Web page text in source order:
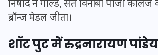
निषाद ने गोल्ड, संत विनोबा पीजी
ब्रॉन्ज मेडल जीता।
शॉट पुट में रुद्रनारायण
UPSSSC Lekhpal
2025: यूपी में लेखपाल
पर बंपर भर्ती का
जानें कब से शुरू होंगे